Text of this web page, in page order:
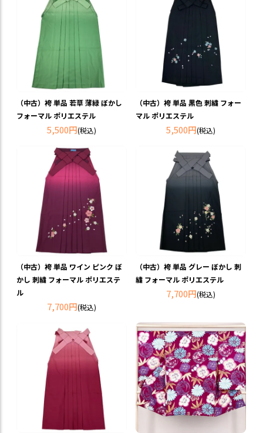
（中古）袴 単品 若草 薄緑 ぼかし
フォーマル ポリエステル
5,500円(税込)
（中古）袴 単品 黒色 刺繍 フォー
マル ポリエステル
5,500円(税込)
（中古）袴 単品 ワイン ピンク ぼ
かし 刺繍 フォーマル ポリエステ
ル
7,700円(税込)
（中古）袴 単品 グレー ぼかし 刺
繍 フォーマル ポリエステル
7,700円(税込)